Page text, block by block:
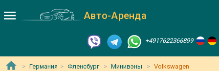
Авто-Аренда
+4917622366899
Германия Фленсбург Минивэны Volkswagen